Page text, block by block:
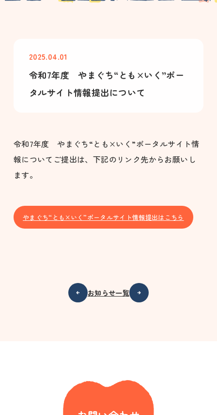
2025.04.01
令和7年度 やまぐち“とも×いく”ポー
タルサイト情報提出について
令和7年度 やまぐち“とも×いく”ポータルサイト情
報についてご提出は、下記のリンク先からお願いし
ます。
やまぐち“とも×いく”ポータルサイト情報提出はこちら
お知らせ一覧